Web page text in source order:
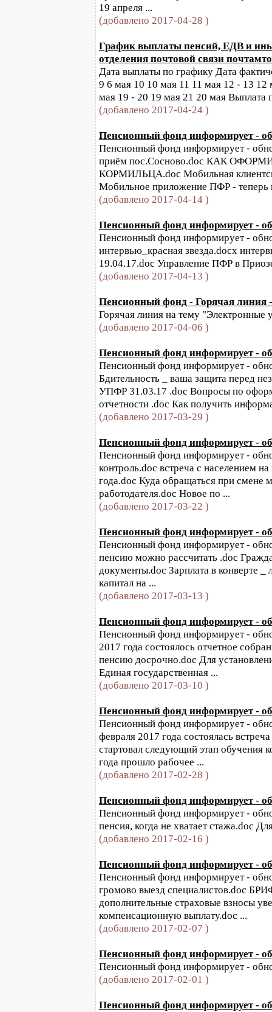
19 апреля ...
(добавлено 2017-04-28 )
График выплаты пенсий, ЕДВ и
отделения почтовой связи
Дата выплаты по графику Дата
9 6 мая 10 10 мая 11 11 мая 12 - 13
мая 19 - 20 19 мая 21 20 мая Выплата
(добавлено 2017-04-24 )
Пенсионный фонд информирует -
Пенсионный фонд информирует -
приём пос.Сосново.doc КАК
КОРМИЛЬЦА.doc Мобильная
Мобильное приложение ПФР - теперь
(добавлено 2017-04-14 )
Пенсионный фонд информирует -
Пенсионный фонд информирует -
интервью_красная звезда.docx
19.04.17.doc Управление ПФР в
(добавлено 2017-04-13 )
Пенсионный фонд - Горячая линия
Горячая линия на тему "Электронные
(добавлено 2017-04-06 )
Пенсионный фонд информирует -
Пенсионный фонд информирует -
Бдительность _ ваша защита
УПФР 31.03.17 .doc Вопросы по
отчетности .doc Как получить
(добавлено 2017-03-29 )
Пенсионный фонд информирует -
Пенсионный фонд информирует -
контроль.doc встреча с населением
года.doc Куда обращаться при смене
работодателя.doc Новое по ...
(добавлено 2017-03-22 )
Пенсионный фонд информирует -
Пенсионный фонд информирует -
пенсию можно рассчитать .doc
документы.doc Зарплата в конверте
капитал на ...
(добавлено 2017-03-13 )
Пенсионный фонд информирует -
Пенсионный фонд информирует -
2017 года состоялось отчетное
пенсию досрочно.doc Для
Единая государственная ...
(добавлено 2017-03-10 )
Пенсионный фонд информирует -
Пенсионный фонд информирует -
февраля 2017 года состоялась
стартовал следующий этап обучения
года прошло рабочее ...
(добавлено 2017-02-28 )
Пенсионный фонд информирует -
Пенсионный фонд информирует -
пенсия, когда не хватает стажа.doc
(добавлено 2017-02-16 )
Пенсионный фонд информирует -
Пенсионный фонд информирует -
громово выезд специалистов.doc
дополнительные страховые взносы
компенсационную выплату.doc ...
(добавлено 2017-02-07 )
Пенсионный фонд информирует -
Пенсионный фонд информирует -
(добавлено 2017-02-01 )
Пенсионный фонд информирует -